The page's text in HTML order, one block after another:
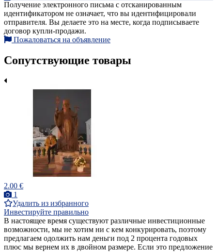
Получение электронного письма с отсканированным
идентификатором не означает, что вы идентифицировали
отправителя. Вы делаете это на месте, когда подписываете
договор купли-продажи.
Пожаловаться на объявление
Сопутствующие товары
2.00 €
1
Удалить из избранного
Инвестируйте правильно
В настоящее время существуют различные инвестиционные
возможности, мы не хотим ни с кем конкурировать, поэтому
предлагаем одолжить нам деньги под 2 процента годовых
плюс мы вернем их в двойном размере. Если это предложение